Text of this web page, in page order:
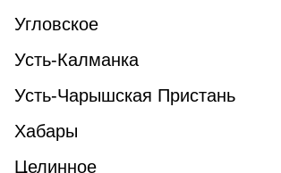
Угловское
Усть-Калманка
Усть-Чарышская Пристань
Хабары
Целинное